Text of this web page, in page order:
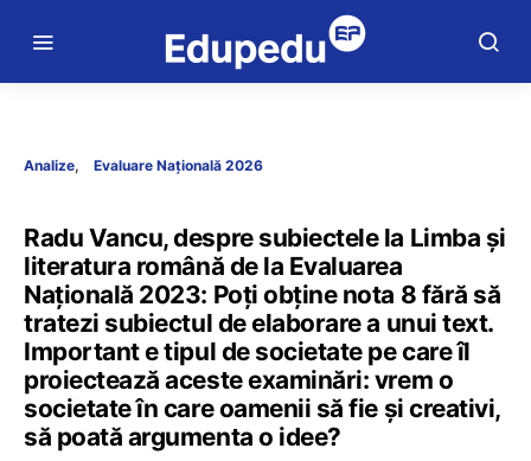
Analize Evaluare Națională 2026
Radu Vancu, despre subiectele la Limba și
literatura română de la Evaluarea
Națională 2023: Poți obține nota 8 fără să
tratezi subiectul de elaborare a unui text.
Important e tipul de societate pe care îl
proiectează aceste examinări: vrem o
societate în care oamenii să fie și creativi,
să poată argumenta o idee?